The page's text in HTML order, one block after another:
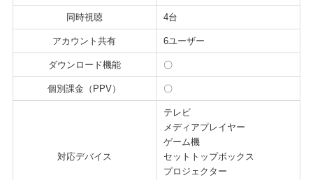
同時視聴 4台
アカウント共有 6ユーザー
ダウンロード機能 〇
個別課金（PPV） 〇
対応デバイス
テレビ
メディアプレイヤー
ゲーム機
セットトップボックス
プロジェクター